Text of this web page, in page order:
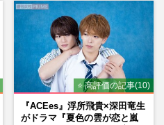
⭐ 高評価の記事(10)
『ACEes』浮所飛貴×深田竜生
がドラマ『夏色の雲が恋と嵐